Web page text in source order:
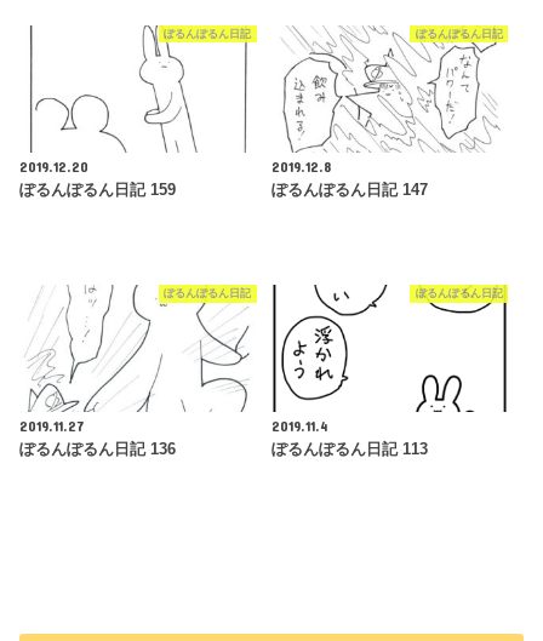
ぽるんぽるん日記
2019.12.20
ぽるんぽるん日記 159
ぽるんぽるん日記
2019.12.8
ぽるんぽるん日記 147
ぽるんぽるん日記
2019.11.27
ぽるんぽるん日記 136
ぽるんぽるん日記
2019.11.4
ぽるんぽるん日記 113